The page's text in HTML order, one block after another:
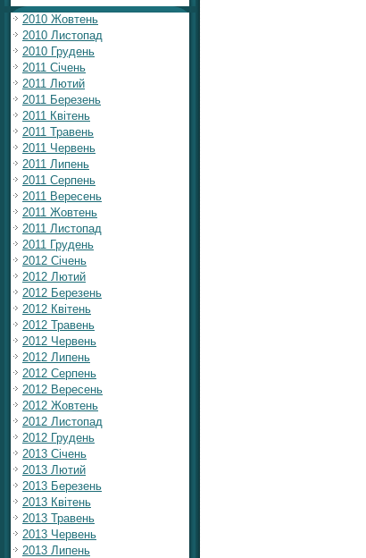
2010 Жовтень
2010 Листопад
2010 Грудень
2011 Січень
2011 Лютий
2011 Березень
2011 Квітень
2011 Травень
2011 Червень
2011 Липень
2011 Серпень
2011 Вересень
2011 Жовтень
2011 Листопад
2011 Грудень
2012 Січень
2012 Лютий
2012 Березень
2012 Квітень
2012 Травень
2012 Червень
2012 Липень
2012 Серпень
2012 Вересень
2012 Жовтень
2012 Листопад
2012 Грудень
2013 Січень
2013 Лютий
2013 Березень
2013 Квітень
2013 Травень
2013 Червень
2013 Липень